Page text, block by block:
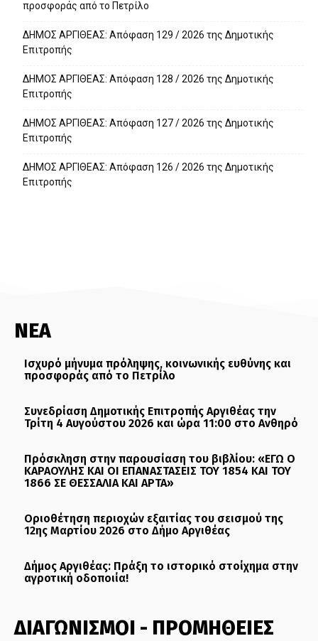
προσφοράς από το Πετρίλο
ΔΗΜΟΣ ΑΡΓΙΘΕΑΣ: Απόφαση 129 / 2026 της Δημοτικής
Επιτροπής
ΔΗΜΟΣ ΑΡΓΙΘΕΑΣ: Απόφαση 128 / 2026 της Δημοτικής
Επιτροπής
ΔΗΜΟΣ ΑΡΓΙΘΕΑΣ: Απόφαση 127 / 2026 της Δημοτικής
Επιτροπής
ΔΗΜΟΣ ΑΡΓΙΘΕΑΣ: Απόφαση 126 / 2026 της Δημοτικής
Επιτροπής
ΝΕΑ
Ισχυρό μήνυμα πρόληψης, κοινωνικής ευθύνης και
προσφοράς από το Πετρίλο
Συνεδρίαση Δημοτικής Επιτροπής Αργιθέας την
Τρίτη 4 Αυγούστου 2026 και ώρα 11:00 στο Ανθηρό
Πρόσκληση στην παρουσίαση του βιβλίου: «ΕΓΩ Ο
ΚΑΡΑΟΥΛΗΣ ΚΑΙ ΟΙ ΕΠΑΝΑΣΤΑΣΕΙΣ ΤΟΥ 1854 ΚΑΙ ΤΟΥ
1866 ΣΕ ΘΕΣΣΑΛΙΑ ΚΑΙ ΑΡΤΑ»
Οριοθέτηση περιοχών εξαιτίας του σεισμού της
12ης Μαρτίου 2026 στο Δήμο Αργιθέας
Δήμος Αργιθέας: Πράξη το ιστορικό στοίχημα στην
αγροτική οδοποιία!
ΔΙΑΓΩΝΙΣΜΟΙ - ΠΡΟΜΗΘΕΙΕΣ